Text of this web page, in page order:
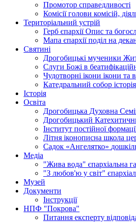
Промотор справедливості
Комісіїголови комісій,
Територіальний устрій
Герб єпархіїОпис та
Мапа єпархіїподіл на
Святині
Дрогобицькі мученики
Слуги Божі в
Чудотворні ікони ікони та
Катедральний собор
Історія
Освіта
Дрогобицька Духовна
Дрогобицький
Інститут постійної
Літня іконописна школа
Садок «Ангелятко»
Медіа
"Жива вода" єпархіальна
"З любов'ю у світ"
Музей
Документи
Інструкції
НПФ "Покрова"
Питання експерту